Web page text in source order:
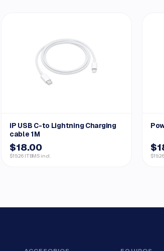
iP USB C-to Lightning Charging
cable 1M
$18.00
$19.26 ITBMS incl.